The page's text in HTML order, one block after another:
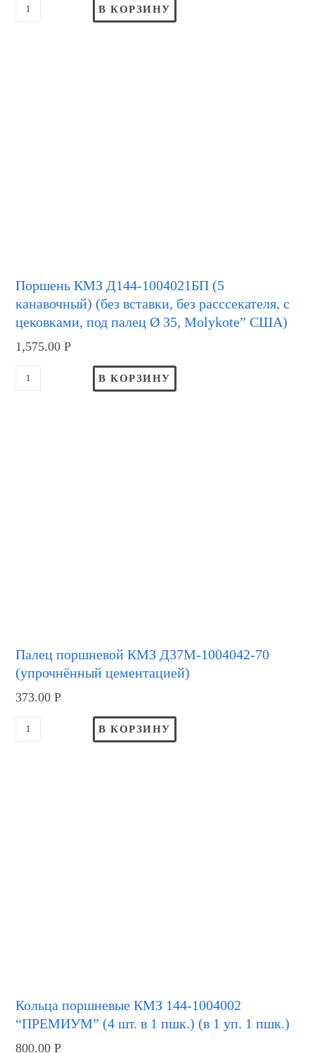
В КОРЗИНУ
Поршень КМЗ Д144-1004021БП (5
канавочный) (без вставки, без расссекателя, с
цековками, под палец Ø 35, Molykote” США)
1,575.00Р
В КОРЗИНУ
Палец поршневой КМЗ Д37М-1004042-70
(упрочнённый цементацией)
373.00Р
В КОРЗИНУ
Кольца поршневые КМЗ 144-1004002
“ПРЕМИУМ” (4 шт. в 1 пшк.) (в 1 уп. 1 пшк.)
800.00Р